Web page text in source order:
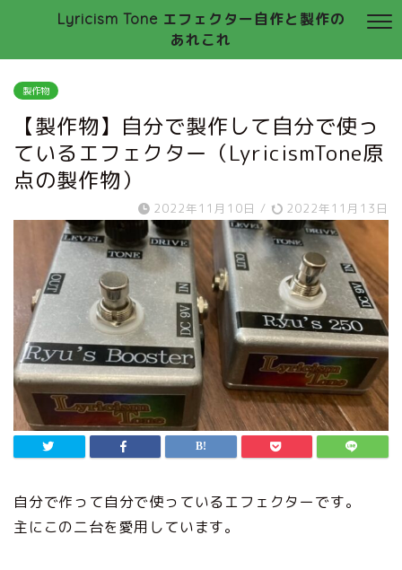
Lyricism Tone エフェクター自作と製作の
あれこれ
製作物
【製作物】自分で製作して自分で使っ
ているエフェクター（LyricismTone原
点の製作物）
2022年11月10日 / 2022年11月13日
自分で作って自分で使っているエフェクターです。
主にこの二台を愛用しています。